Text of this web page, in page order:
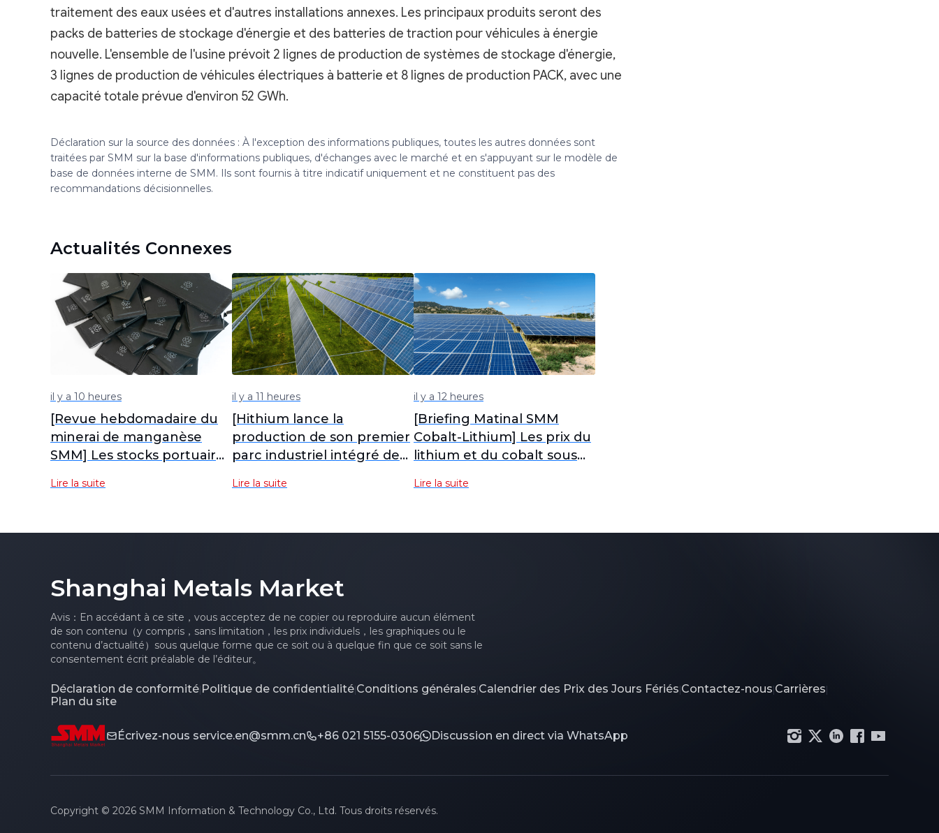
traitement des eaux usées et d'autres installations annexes. Les principaux produits seront des
packs de batteries de stockage d'énergie et des batteries de traction pour véhicules à énergie
nouvelle. L'ensemble de l'usine prévoit 2 lignes de production de systèmes de stockage d'énergie,
3 lignes de production de véhicules électriques à batterie et 8 lignes de production PACK, avec une
capacité totale prévue d'environ 52 GWh.
Déclaration sur la source des données : À l'exception des informations publiques, toutes les autres données sont
traitées par SMM sur la base d'informations publiques, d'échanges avec le marché et en s'appuyant sur le modèle de
base de données interne de SMM. Ils sont fournis à titre indicatif uniquement et ne constituent pas des
recommandations décisionnelles.
Actualités Connexes
il y a 10 heures
[Revue hebdomadaire du
minerai de manganèse
SMM] Les stocks portuaires
continuent de
Lire la suite
il y a 11 heures
[Hithium lance la
production de son premier
parc industriel intégré de
longue durée (LDES) au
Lire la suite
il y a 12 heures
[Briefing Matinal SMM
Cobalt-Lithium] Les prix du
lithium et du cobalt sous
bras de fer entre vendeurs
Lire la suite
Shanghai Metals Market
Avis：En accédant à ce site，vous acceptez de ne copier ou reproduire aucun élément
de son contenu（y compris，sans limitation，les prix individuels，les graphiques ou le
contenu d’actualité）sous quelque forme que ce soit ou à quelque fin que ce soit sans le
consentement écrit préalable de l’éditeur。
Déclaration de conformité|Politique de confidentialité|Conditions générales|Calendrier des Prix des Jours Fériés|Contactez-nous|Carrières|
Plan du site
Écrivez-nous service.en@smm.cn +86 021 5155-0306 Discussion en direct via WhatsApp
Copyright © 2026 SMM Information & Technology Co., Ltd. Tous droits réservés.